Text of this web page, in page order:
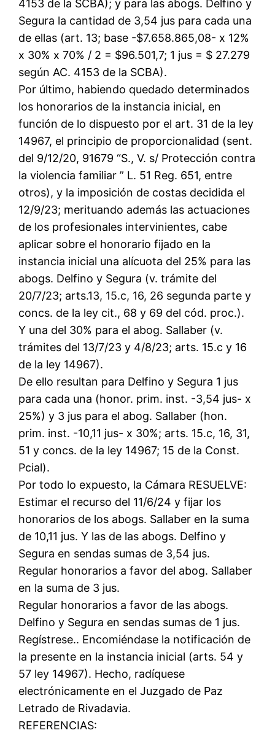
4153 de la SCBA); y para las abogs. Delfino y
Segura la cantidad de 3,54 jus para cada una
de ellas (art. 13; base -$7.658.865,08- x 12%
x 30% x 70% / 2 = $96.501,7; 1 jus = $ 27.279
según AC. 4153 de la SCBA).
Por último, habiendo quedado determinados
los honorarios de la instancia inicial, en
función de lo dispuesto por el art. 31 de la ley
14967, el principio de proporcionalidad (sent.
del 9/12/20, 91679 “S., V. s/ Protección contra
la violencia familiar ” L. 51 Reg. 651, entre
otros), y la imposición de costas decidida el
12/9/23; merituando además las actuaciones
de los profesionales intervinientes, cabe
aplicar sobre el honorario fijado en la
instancia inicial una alícuota del 25% para las
abogs. Delfino y Segura (v. trámite del
20/7/23; arts.13, 15.c, 16, 26 segunda parte y
concs. de la ley cit., 68 y 69 del cód. proc.).
Y una del 30% para el abog. Sallaber (v.
trámites del 13/7/23 y 4/8/23; arts. 15.c y 16
de la ley 14967).
De ello resultan para Delfino y Segura 1 jus
para cada una (honor. prim. inst. -3,54 jus- x
25%) y 3 jus para el abog. Sallaber (hon.
prim. inst. -10,11 jus- x 30%; arts. 15.c, 16, 31,
51 y concs. de la ley 14967; 15 de la Const.
Pcial).
Por todo lo expuesto, la Cámara RESUELVE:
Estimar el recurso del 11/6/24 y fijar los
honorarios de los abogs. Sallaber en la suma
de 10,11 jus. Y las de las abogs. Delfino y
Segura en sendas sumas de 3,54 jus.
Regular honorarios a favor del abog. Sallaber
en la suma de 3 jus.
Regular honorarios a favor de las abogs.
Delfino y Segura en sendas sumas de 1 jus.
Regístrese.. Encomiéndase la notificación de
la presente en la instancia inicial (arts. 54 y
57 ley 14967). Hecho, radíquese
electrónicamente en el Juzgado de Paz
Letrado de Rivadavia.
REFERENCIAS: